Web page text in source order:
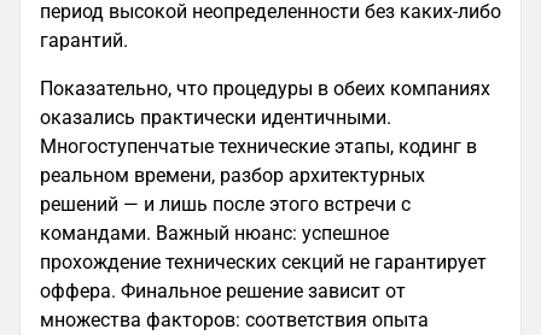
период высокой неопределенности без каких-либо
гарантий.
Показательно, что процедуры в обеих компаниях
оказались практически идентичными.
Многоступенчатые технические этапы, кодинг в
реальном времени, разбор архитектурных
решений — и лишь после этого встречи с
командами. Важный нюанс: успешное
прохождение технических секций не гарантирует
оффера. Финальное решение зависит от
множества факторов: соответствия опыта